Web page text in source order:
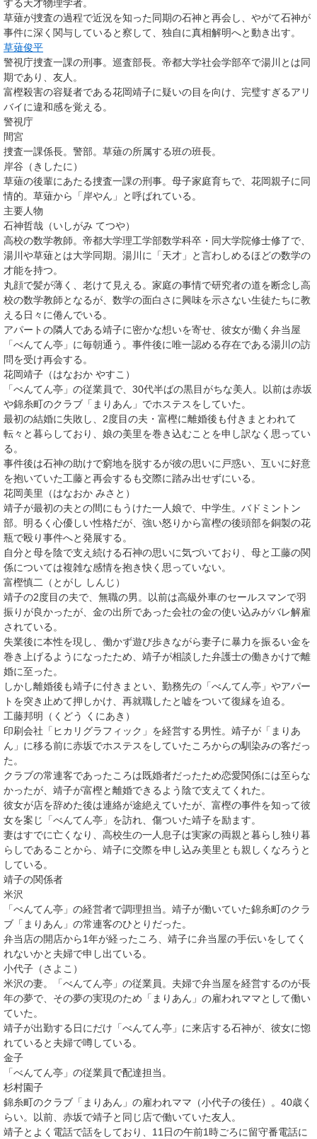
する天才物理学者。
草薙が捜査の過程で近況を知った同期の石神と再会し、やがて石神が
事件に深く関与していると察して、独自に真相解明へと動き出す。
草薙俊平
警視庁捜査一課の刑事。巡査部長。帝都大学社会学部卒で湯川とは同
期であり、友人。
富樫殺害の容疑者である花岡靖子に疑いの目を向け、完璧すぎるアリ
バイに違和感を覚える。
警視庁
間宮
捜査一課係長。警部。草薙の所属する班の班長。
岸谷（きしたに）
草薙の後輩にあたる捜査一課の刑事。母子家庭育ちで、花岡親子に同
情的。草薙から「岸やん」と呼ばれている。
主要人物
石神哲哉（いしがみ てつや）
高校の数学教師。帝都大学理工学部数学科卒・同大学院修士修了で、
湯川や草薙とは大学同期。湯川に「天才」と言わしめるほどの数学の
才能を持つ。
丸顔で髪が薄く、老けて見える。家庭の事情で研究者の道を断念し高
校の数学教師となるが、数学の面白さに興味を示さない生徒たちに教
える日々に倦んでいる。
アパートの隣人である靖子に密かな想いを寄せ、彼女が働く弁当屋
「べんてん亭」に毎朝通う。事件後に唯一認める存在である湯川の訪
問を受け再会する。
花岡靖子（はなおか やすこ）
「べんてん亭」の従業員で、30代半ばの黒目がちな美人。以前は赤坂
や錦糸町のクラブ「まりあん」でホステスをしていた。
最初の結婚に失敗し、2度目の夫・富樫に離婚後も付きまとわれて
転々と暮らしており、娘の美里を巻き込むことを申し訳なく思ってい
る。
事件後は石神の助けで窮地を脱するが彼の思いに戸惑い、互いに好意
を抱いていた工藤と再会するも交際に踏み出せずにいる。
花岡美里（はなおか みさと）
靖子が最初の夫との間にもうけた一人娘で、中学生。バドミントン
部。明るく心優しい性格だが、強い怒りから富樫の後頭部を銅製の花
瓶で殴り事件へと発展する。
自分と母を陰で支え続ける石神の思いに気づいており、母と工藤の関
係については複雑な感情を抱き快く思っていない。
富樫慎二（とがし しんじ）
靖子の2度目の夫で、無職の男。以前は高級外車のセールスマンで羽
振りが良かったが、金の出所であった会社の金の使い込みがバレ解雇
されている。
失業後に本性を現し、働かず遊び歩きながら妻子に暴力を振るい金を
巻き上げるようになったため、靖子が相談した弁護士の働きかけで離
婚に至った。
しかし離婚後も靖子に付きまとい、勤務先の「べんてん亭」やアパー
トを突き止めて押しかけ、再就職したと嘘をついて復縁を迫る。
工藤邦明（くどう くにあき）
印刷会社「ヒカリグラフィック」を経営する男性。靖子が「まりあ
ん」に移る前に赤坂でホステスをしていたころからの馴染みの客だっ
た。
クラブの常連客であったころは既婚者だったため恋愛関係には至らな
かったが、靖子が富樫と離婚できるよう陰で支えてくれた。
彼女が店を辞めた後は連絡が途絶えていたが、富樫の事件を知って彼
女を案じ「べんてん亭」を訪れ、傷ついた靖子を励ます。
妻はすでに亡くなり、高校生の一人息子は実家の両親と暮らし独り暮
らしであることから、靖子に交際を申し込み美里とも親しくなろうと
している。
靖子の関係者
米沢
「べんてん亭」の経営者で調理担当。靖子が働いていた錦糸町のクラ
ブ「まりあん」の常連客のひとりだった。
弁当店の開店から1年が経ったころ、靖子に弁当屋の手伝いをしてく
れないかと夫婦で申し出ている。
小代子（さよこ）
米沢の妻。「べんてん亭」の従業員。夫婦で弁当屋を経営するのが長
年の夢で、その夢の実現のため「まりあん」の雇われママとして働い
ていた。
靖子が出勤する日にだけ「べんてん亭」に来店する石神が、彼女に惚
れていると夫婦で噂している。
金子
「べんてん亭」の従業員で配達担当。
杉村園子
錦糸町のクラブ「まりあん」の雇われママ（小代子の後任）。40歳く
らい。以前、赤坂で靖子と同じ店で働いていた友人。
靖子とよく電話で話をしており、11日の午前1時ごろに留守番電話に